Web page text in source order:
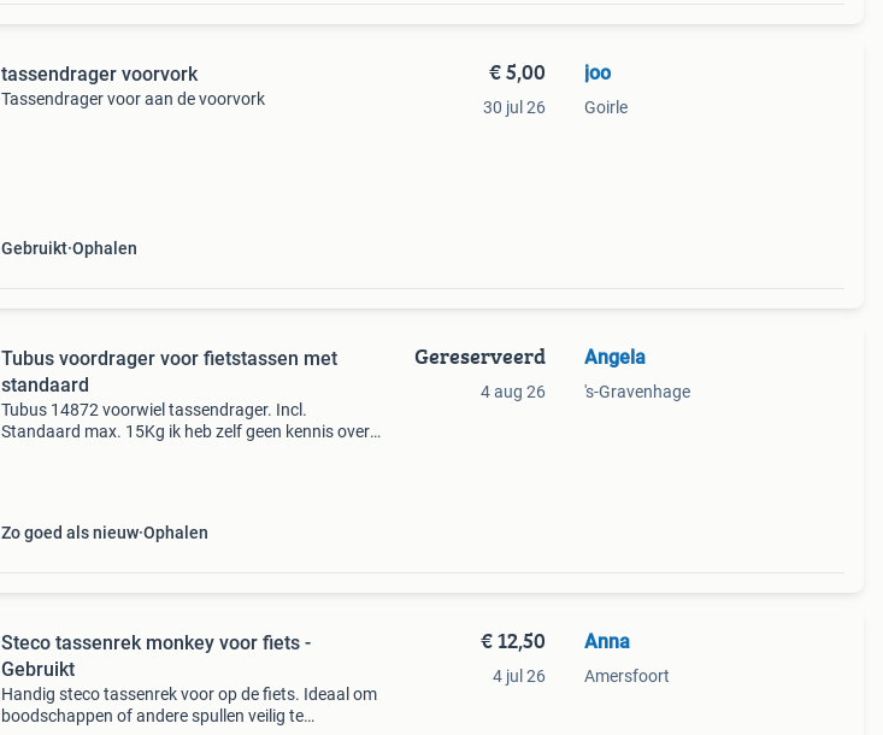
tassendrager voorvork
Tassendrager voor aan de voorvork
Gebruikt Ophalen
€ 5,00
30 jul 26
joo
Goirle
Tubus voordrager voor fietstassen met
standaard
Tubus 14872 voorwiel tassendrager. Incl.
Standaard max. 15Kg ik heb zelf geen kennis over
Zo goed als nieuw Ophalen
Gereserveerd
4 aug 26
Angela
's-Gravenhage
Steco tassenrek monkey voor fiets -
Gebruikt
Handig steco tassenrek voor op de fiets. Ideaal om
boodschappen of andere spullen veilig te
€ 12,50
4 jul 26
Anna
Amersfoort